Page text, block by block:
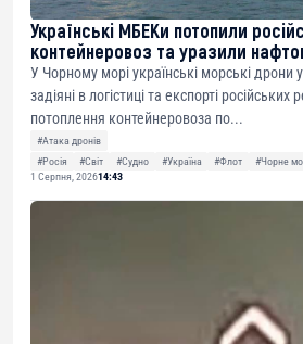
Українські МБЕКи потопили
контейнеровоз та уразили
У Чорному морі українські морські дрони
задіяні в логістиці та експорті російських
потоплення контейнеровоза по...
#Атака дронів
#Росія
#Світ #Судно #Україна #Флот
#Чорне
1 Серпня, 202614:43